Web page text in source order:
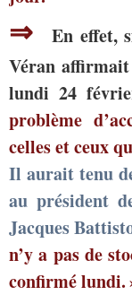
⇒
En effet,
Véran affirmait
lundi 24
problème
celles et ceux
Il aurait tenu
au président
Jacques
n’y a pas de
confirmé lundi.